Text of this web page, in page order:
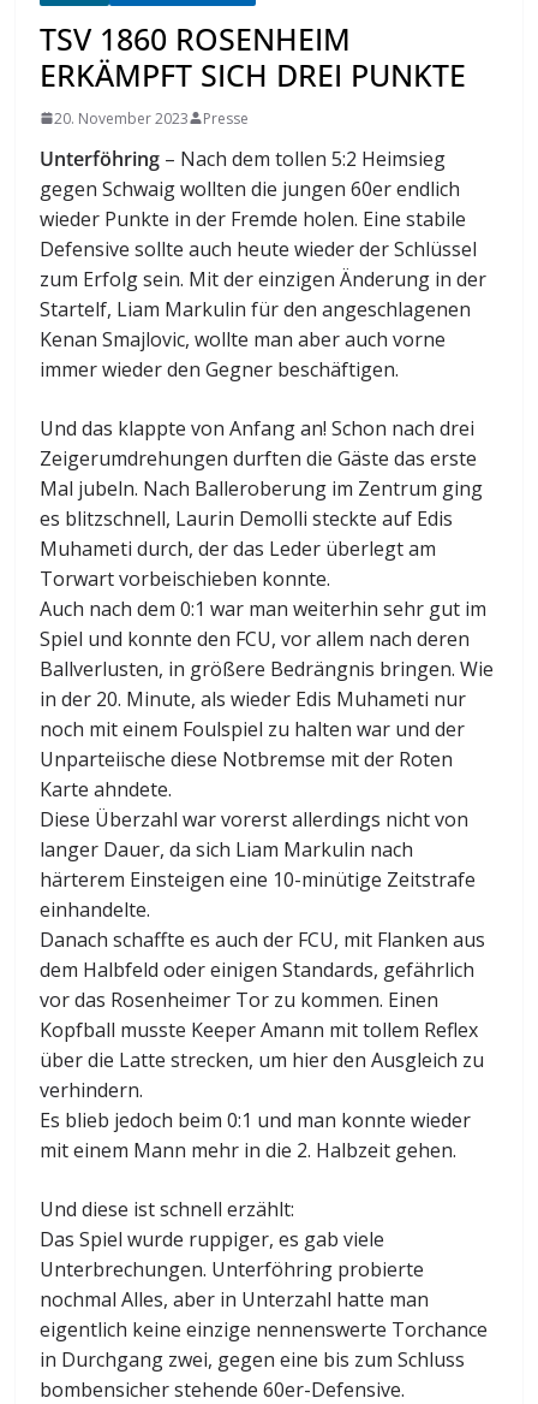
TSV 1860 ROSENHEIM
ERKÄMPFT SICH DREI PUNKTE
20. November 2023 Presse
Unterföhring – Nach dem tollen 5:2 Heimsieg
gegen Schwaig wollten die jungen 60er endlich
wieder Punkte in der Fremde holen. Eine stabile
Defensive sollte auch heute wieder der Schlüssel
zum Erfolg sein. Mit der einzigen Änderung in der
Startelf, Liam Markulin für den angeschlagenen
Kenan Smajlovic, wollte man aber auch vorne
immer wieder den Gegner beschäftigen.
Und das klappte von Anfang an! Schon nach drei
Zeigerumdrehungen durften die Gäste das erste
Mal jubeln. Nach Balleroberung im Zentrum ging
es blitzschnell, Laurin Demolli steckte auf Edis
Muhameti durch, der das Leder überlegt am
Torwart vorbeischieben konnte.
Auch nach dem 0:1 war man weiterhin sehr gut im
Spiel und konnte den FCU, vor allem nach deren
Ballverlusten, in größere Bedrängnis bringen. Wie
in der 20. Minute, als wieder Edis Muhameti nur
noch mit einem Foulspiel zu halten war und der
Unparteiische diese Notbremse mit der Roten
Karte ahndete.
Diese Überzahl war vorerst allerdings nicht von
langer Dauer, da sich Liam Markulin nach
härterem Einsteigen eine 10-minütige Zeitstrafe
einhandelte.
Danach schaffte es auch der FCU, mit Flanken aus
dem Halbfeld oder einigen Standards, gefährlich
vor das Rosenheimer Tor zu kommen. Einen
Kopfball musste Keeper Amann mit tollem Reflex
über die Latte strecken, um hier den Ausgleich zu
verhindern.
Es blieb jedoch beim 0:1 und man konnte wieder
mit einem Mann mehr in die 2. Halbzeit gehen.
Und diese ist schnell erzählt:
Das Spiel wurde ruppiger, es gab viele
Unterbrechungen. Unterföhring probierte
nochmal Alles, aber in Unterzahl hatte man
eigentlich keine einzige nennenswerte Torchance
in Durchgang zwei, gegen eine bis zum Schluss
bombensicher stehende 60er-Defensive.